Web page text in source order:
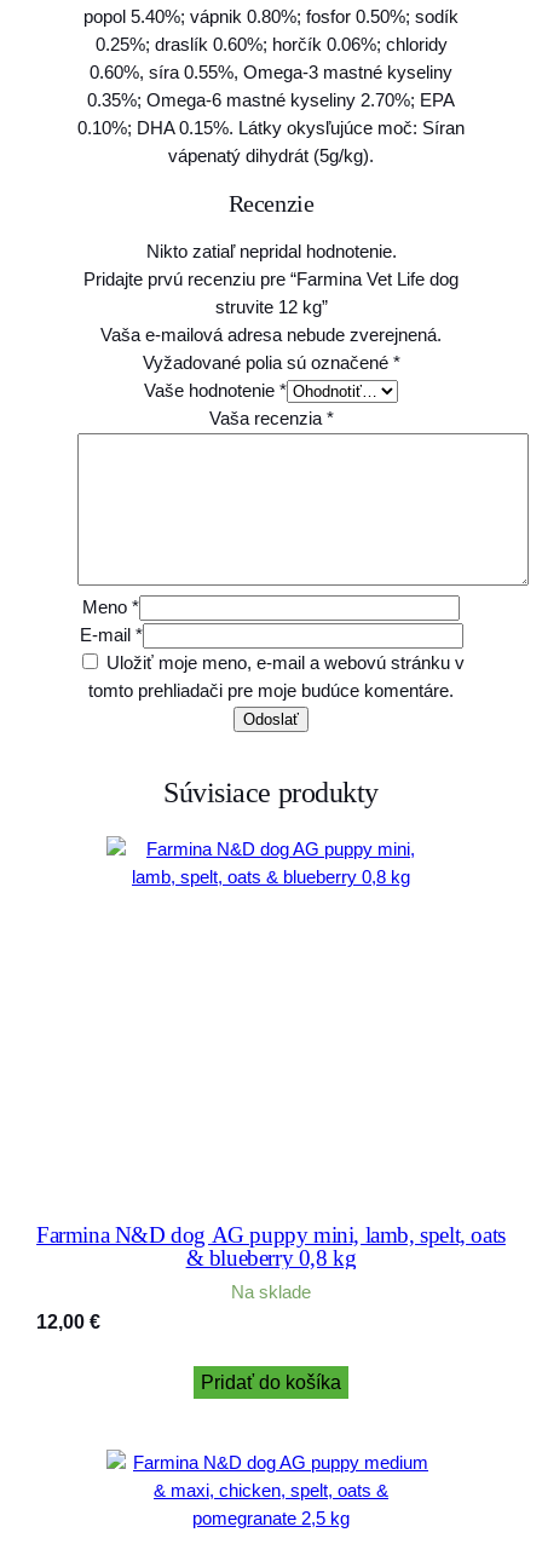
popol 5.40%; vápnik 0.80%; fosfor 0.50%; sodík
0.25%; draslík 0.60%; horčík 0.06%; chloridy
0.60%, síra 0.55%, Omega-3 mastné kyseliny
0.35%; Omega-6 mastné kyseliny 2.70%; EPA
0.10%; DHA 0.15%. Látky okysľujúce moč: Síran
vápenatý dihydrát (5g/kg).
Recenzie
Nikto zatiaľ nepridal hodnotenie.
Pridajte prvú recenziu pre “Farmina Vet Life dog
struvite 12 kg”
Vaša e-mailová adresa nebude zverejnená.
Vyžadované polia sú označené *
Vaše hodnotenie *
Vaša recenzia *
Meno *
E-mail *
Uložiť moje meno, e-mail a webovú stránku v
tomto prehliadači pre moje budúce komentáre.
Súvisiace produkty
Farmina N&D dog AG puppy mini, lamb, spelt, oats
& blueberry 0,8 kg
Na sklade
12,00 €
Pridať do košíka